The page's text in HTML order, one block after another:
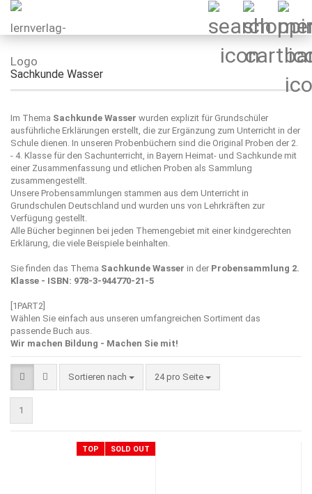
Sachkunde Wasser
Im Thema Sachkunde Wasser wurden explizit für Grundschüler
ausführliche Erklärungen erstellt, die zur Ergänzung zum Unterricht in der
Schule dienen. In unseren Probenbüchern sind die Original Proben der 2.
- 4. Klasse für den Sachunterricht, in Bayern Heimat- und Sachkunde mit
einer Zusammenfassung und etlichen Proben als Sammlung
zusammengestellt.
Unsere Probensammlungen stammen aus dem Unterricht in
Grundschulen Deutschland und wurden uns von Lehrkräften zur
Verfügung gestellt.
Alle Bücher beginnen bei jeden Themengebiet mit einer kindgerechten
Erklärung, die viele Beispiele beinhalten.
Sie finden das Thema Sachkunde Wasser in der Probensammlung 2.
Klasse - ISBN: 978-3-944770-21-5​
[1PART2]
Wählen Sie einfach aus unseren umfangreichen Sortiment das
passende Buch aus.
Wir machen Bildung - Machen Sie mit!
Sortieren nach
Sortieren nach 24 pro Seite
pro Seite
1
TOP SOLD OUT